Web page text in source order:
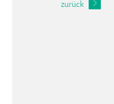
zurück